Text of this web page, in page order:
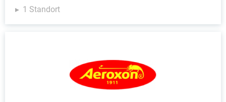
1 Standort